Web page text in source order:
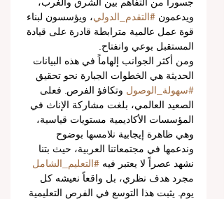
ويدعمون #التقدم_الدولي، ويؤسسون لبناء
قوة عمل عالمية مترابطة قادرة على قيادة
المستقبل بوعي وانفتاح.
ومن أكثر الجوانب إلهاماً في هذه البيانات
الحديثة هي الخطوات الجبارة نحو تحقيق
#سهولة_الوصول وتكافؤ الفرص. فعلى
الصعيد العالمي، بلغت مشاركة الإناث في
المؤسسات الأكاديمية مستويات قياسية،
وهي ظاهرة إيجابية نلامسها بوضوح
وندعمها في مجتمعاتنا العربية، حيث بتنا
نشهد عصراً لا يعتبر فيه #التعليم_الشامل
مجرد هدف نظري، بل واقعاً نعيشه كل
يوم. يثبت هذا التوسع في الفرص التعليمية